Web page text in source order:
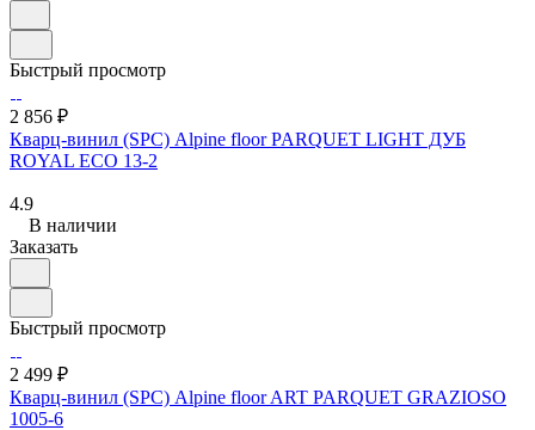
Быстрый просмотр
2 856 ₽
Кварц-винил (SPC) Alpine floor PARQUET LIGHT ДУБ
ROYAL ЕСО 13-2
4.9
В наличии
Заказать
Быстрый просмотр
2 499 ₽
Кварц-винил (SPC) Alpine floor ART PARQUET GRAZIOSO
1005-6